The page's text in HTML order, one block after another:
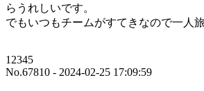
らうれしいです。
でもいつもチームがすてきなので一人
12345
No.67810 - 2024-02-25 17:09:59